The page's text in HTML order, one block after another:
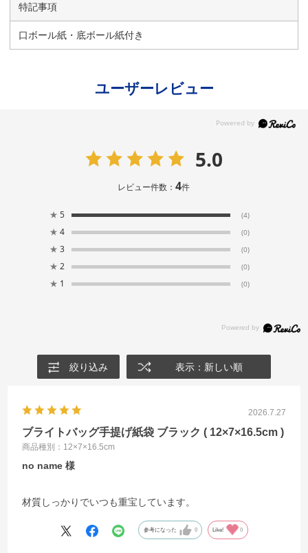
特記事項
口ボール紙・底ボール紙付き
ユーザーレビュー
5.0
レビュー件数：4件
★ 5 (4)
★ 4 (0)
★ 3 (0)
★ 2 (0)
★ 1 (0)
絞り込み 表示：新しい順
2026.7.27
ブライトバッグ手提げ紙袋 ブラック ( 12×7×16.5cm )
商品種別：12×7×16.5cm
no name
材質しっかりでいつも重宝しています。
参考になった 0 Like! 0